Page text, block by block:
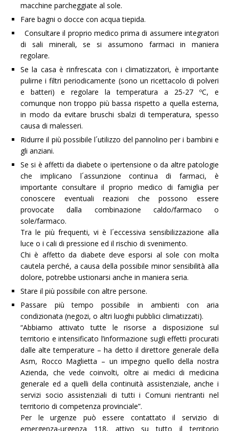
macchine parcheggiate al sole.
Fare bagni o docce con acqua tiepida.
Consultare il proprio medico prima di assumere integratori
di sali minerali, se si assumono farmaci in maniera
regolare.
Se la casa è rinfrescata con i climatizzatori, è importante
pulirne i filtri periodicamente (sono un ricettacolo di polveri
e batteri) e regolare la temperatura a 25-27 ºC, e
comunque non troppo più bassa rispetto a quella esterna,
in modo da evitare bruschi sbalzi di temperatura, spesso
causa di malesseri.
Ridurre il più possibile l´utilizzo del pannolino per i bambini e
gli anziani.
Se si è affetti da diabete o ipertensione o da altre patologie
che implicano l´assunzione continua di farmaci, è
importante consultare il proprio medico di famiglia per
conoscere eventuali reazioni che possono essere
provocate dalla combinazione caldo/farmaco o
sole/farmaco.
Tra le più frequenti, vi è l´eccessiva sensibilizzazione alla
luce o i cali di pressione ed il rischio di svenimento.
Chi è affetto da diabete deve esporsi al sole con molta
cautela perché, a causa della possibile minor sensibilità alla
dolore, potrebbe ustionarsi anche in maniera seria.
Stare il più possibile con altre persone.
Passare più tempo possibile in ambienti con aria
condizionata (negozi, o altri luoghi pubblici climatizzati).
“Abbiamo attivato tutte le risorse a disposizione sul
territorio e intensificato l’informazione sugli effetti procurati
dalle alte temperature – ha detto il direttore generale della
Asm, Rocco Maglietta – un impegno quello della nostra
Azienda, che vede coinvolti, oltre ai medici di medicina
generale ed a quelli della continuità assistenziale, anche i
servizi socio assistenziali di tutti i Comuni rientranti nel
territorio di competenza provinciale”.
Per le urgenze può essere contattato il servizio di
emergenza-urgenza 118, attivo su tutto il territorio